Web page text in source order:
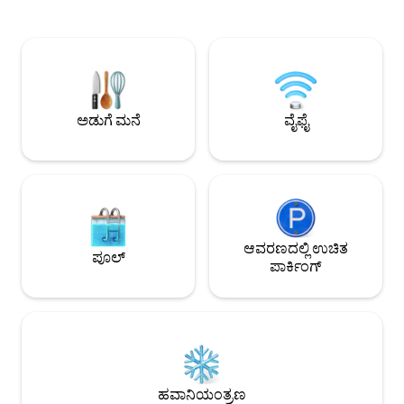
ಪ್ರಕಾಶಮಾನವಾದ, ಗಾಳಿಯಾಡುವ ಮತ್ತು
ಶಾಂತಿಯುತ ಅಪಾರ್ಟ್‌ಮೆಂಟ್ ಲಾಂಗ್ಕಾವಿಯಲ್ಲಿ
ಅಲ್ಪಾವಧಿಯ ಮಧ್ಯಮ ವಾಸ್ತವ್ಯಕ್ಕೆ ನಿಮ್ಮ ಪರಿಪೂರ್ಣ
ಆಯ್ಕೆಯಾಗಿದೆ.ಅಡುಗೆ ಮನೆ ವೈಫೈ
ಪೂಲ್
ಆವರಣದಲ್ಲಿ ಉಚಿತ
ಪಾರ್ಕಿಂಗ್
ಹವಾನಿಯಂತ್ರಣ